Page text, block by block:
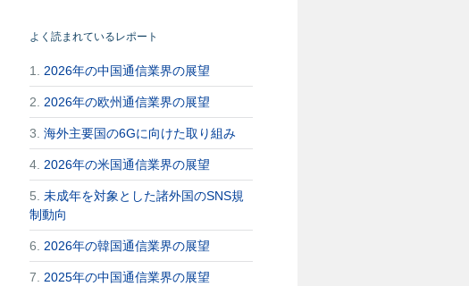
よく読まれているレポート
1. 2026年の中国通信業界の展望
2. 2026年の欧州通信業界の展望
3. 海外主要国の6Gに向けた取り組み
4. 2026年の米国通信業界の展望
5. 未成年を対象とした諸外国のSNS規
制動向
6. 2026年の韓国通信業界の展望
7. 2025年の中国通信業界の展望